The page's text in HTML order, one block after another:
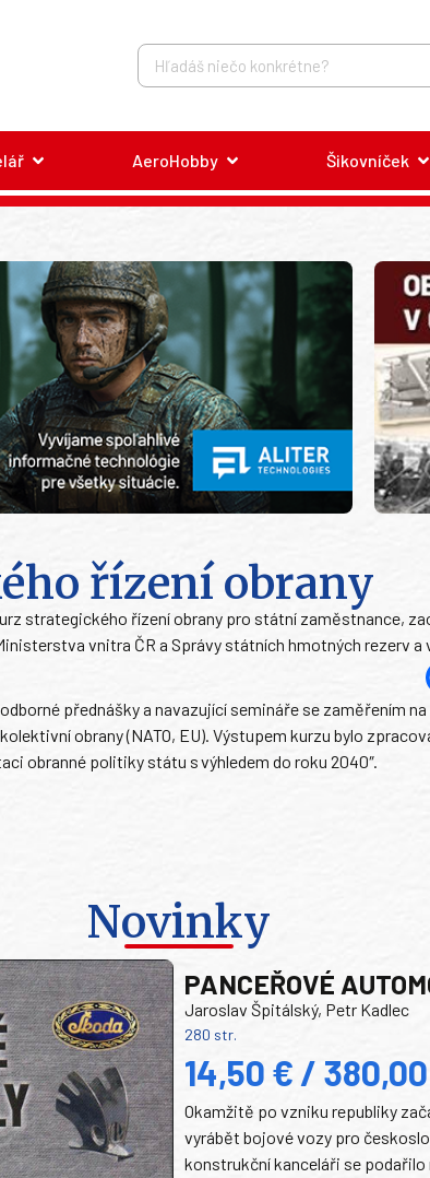
AeroHobby Šikovníček
řízení obrany
strategického řízení obrany pro státní zaměstnance,
vnitra ČR a Správy státních hmotných rezerv a
přednášky a navazující semináře se zaměřením
obrany (NATO, EU). Výstupem kurzu bylo
obranné politiky státu s výhledem do roku 2040″.
Novinky
PANCEŘOVÉ
Jaroslav Špitálský, Petr Kadlec
280 str.
14,50 € /
Okamžitě po vzniku republiky
vyrábět bojové vozy pro
konstrukční kanceláři se